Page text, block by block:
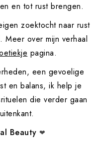
en tot rust brengen.
zoektocht naar rust
over mijn verhaal
pagina.
een gevoelige
en balans, ik help je
die verder gaan
Beauty❤